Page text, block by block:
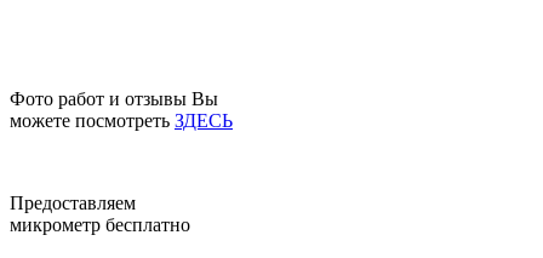
Фото работ и отзывы Вы
можете посмотреть ЗДЕСЬ
Предоставляем
микрометр бесплатно